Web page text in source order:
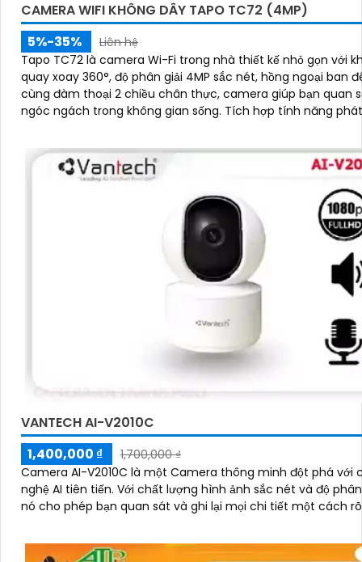
CAMERA WIFI KHÔNG DÂY TAPO TC72 (4MP)
5%-35%
Liên hệ
Tapo TC72 là camera Wi-Fi trong nhà thiết kế nhỏ gọn với
quay xoay 360°, độ phân giải 4MP sắc nét, hồng ngoại ban
cùng đàm thoại 2 chiều chân thực, camera giúp bạn quan
ngóc ngách trong không gian sống. Tích hợp tính năng phát hiện
512GB, Tapo TC72 mang đến sự an tâm tuyệt đối cho cả
VANTECH AI-V2010C
1,400,000 ₫
1,700,000 ₫
Camera AI-V2010C là một Camera thông minh đột phá với
nghệ AI tiên tiến. Với chất lượng hình ảnh sắc nét và độ phân giải cao,
nó cho phép bạn quan sát và ghi lại mọi chi tiết một cách